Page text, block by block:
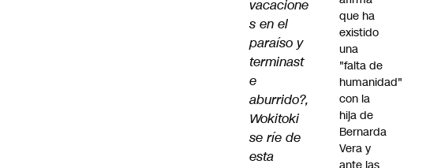
vacacione
s en el
paraíso y
terminast
e
aburrido?,
Wokitoki
se ríe de
esta
que ha
existido
una
"falta de
humanidad"
con la
hija de
Bernarda
Vera y